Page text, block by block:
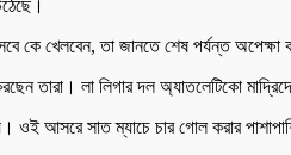
কে খেলবেন, তা জানতে শেষ পর্যন্ত
তারা। লা লিগার দল অ্যাতলেটিকো
ওই আসরে সাত ম্যাচে চার গোল করার